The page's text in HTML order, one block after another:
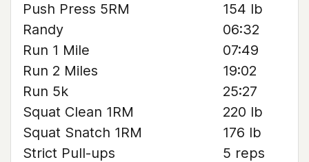
Push Press 5RM
154 lb
Randy
06:32
Run 1 Mile
07:49
Run 2 Miles
19:02
Run 5k
25:27
Squat Clean 1RM
220 lb
Squat Snatch 1RM
176 lb
Strict Pull-ups
5 reps